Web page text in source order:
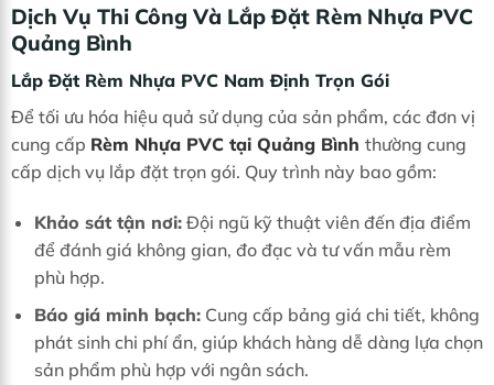
Dịch Vụ Thi Công Và Lắp Đặt Rèm Nhựa PVC
Quảng Bình
Lắp Đặt Rèm Nhựa PVC Nam Định Trọn Gói
Để tối ưu hóa hiệu quả sử dụng của sản phẩm, các đơn vị
cung cấp Rèm Nhựa PVC tại Quảng Bình thường cung
cấp dịch vụ lắp đặt trọn gói. Quy trình này bao gồm:
Khảo sát tận nơi:Đội ngũ kỹ thuật viên đến địa điểm
để đánh giá không gian, đo đạc và tư vấn mẫu rèm
phù hợp.
Báo giá minh bạch:Cung cấp bảng giá chi tiết, không
phát sinh chi phí ẩn, giúp khách hàng dễ dàng lựa chọn
sản phẩm phù hợp với ngân sách.